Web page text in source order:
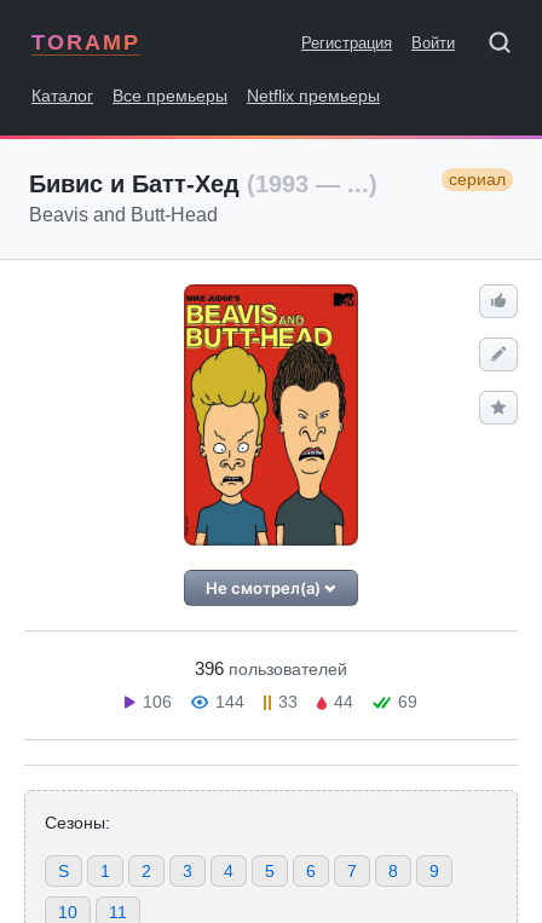
TORAMP Регистрация Войти
Каталог Все премьеры Netflix премьеры
Бивис и Батт-Хед (1993 — ...) сериал
Beavis and Butt-Head
Не смотрел(а)
396 пользователей
106
144 33 44 69
Сезоны:
S 1 2 3 4 5 6 7 8 9
10 11